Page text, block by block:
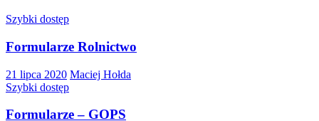
Szybki dostęp
Formularze Rolnictwo
21 lipca 2020 Maciej Hołda
Szybki dostęp
Formularze – GOPS